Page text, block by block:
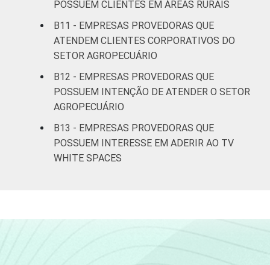
PORTE DO
PROVEDOR
Micro (até 9
pessoas
ocupadas)
62 36
10 a 49
pessoas
ocupadas)
29 51 13
Média (de 50
a 249
POSSUEM CLIENTES EM ÁREAS RURAIS
B11 - EMPRESAS PROVEDORAS QUE
ATENDEM CLIENTES CORPORATIVOS DO
SETOR AGROPECUÁRIO
B12 - EMPRESAS PROVEDORAS QUE
POSSUEM INTENÇÃO DE ATENDER O SETOR
AGROPECUÁRIO
B13 - EMPRESAS PROVEDORAS QUE
POSSUEM INTERESSE EM ADERIR AO TV
WHITE SPACES